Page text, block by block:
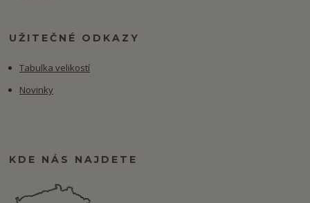
UŽITEČNÉ ODKAZY
Tabulka velikostí
Novinky
KDE NÁS NAJDETE